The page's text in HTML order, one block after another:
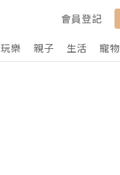
會員登記
玩樂 親子 生活 寵物